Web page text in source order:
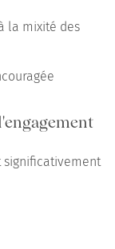
la mixité des
significativement